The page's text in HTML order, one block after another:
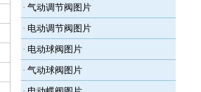
· 气动调节阀图片
· 电动调节阀图片
· 电动球阀图片
· 气动球阀图片